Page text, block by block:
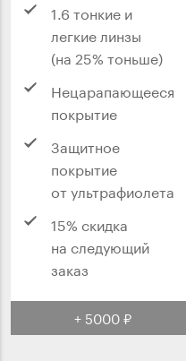
1.6 тонкие и
легкие линзы
(на 25% тоньше)
Нецарапающееся
покрытие
Защитное
покрытие
от ультрафиолета
15% скидка
на следующий
заказ
+ 5000 ₽